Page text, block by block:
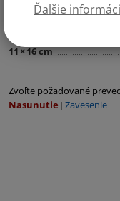
Ďalšie
Stolné vlajočka z PES
11×16 cm
Zvoľte požadované
Nasunutie Zavesenie